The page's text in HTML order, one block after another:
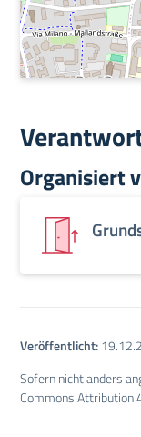
Organisiert
Veröffentlicht:
Sofern nicht anders
Commons Attribution